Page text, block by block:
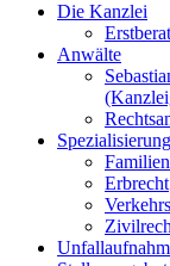
Die Kanzlei
Anwälte
Erbrecht